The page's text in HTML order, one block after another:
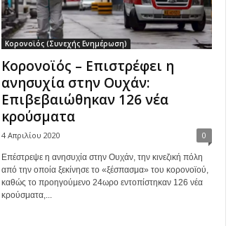
Κορονοϊός (Συνεχής Ενημέρωση)
Κορονοϊός – Επιστρέφει η
ανησυχία στην Ουχάν:
Επιβεβαιώθηκαν 126 νέα
κρούσματα
4 Απριλίου 2020 0
Επέστρεψε η ανησυχία στην Ουχάν, την κινεζική πόλη
από την οποία ξεκίνησε το «ξέσπασμα» του κορονοϊού,
καθώς το προηγούμενο 24ωρο εντοπίστηκαν 126 νέα
κρούσματα,...